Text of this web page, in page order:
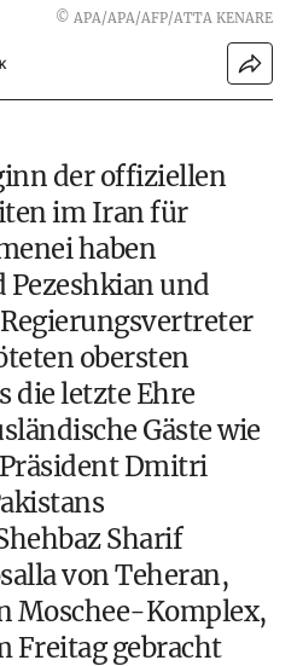
© APA/APA/AFP/ATTA KENARE
der offiziellen
im Iran für
haben
Pezeshkian und
obersten
die letzte Ehre
Gäste wie
Dmitri
Sharif
von Teheran,
Moschee-Komplex,
Freitag gebracht